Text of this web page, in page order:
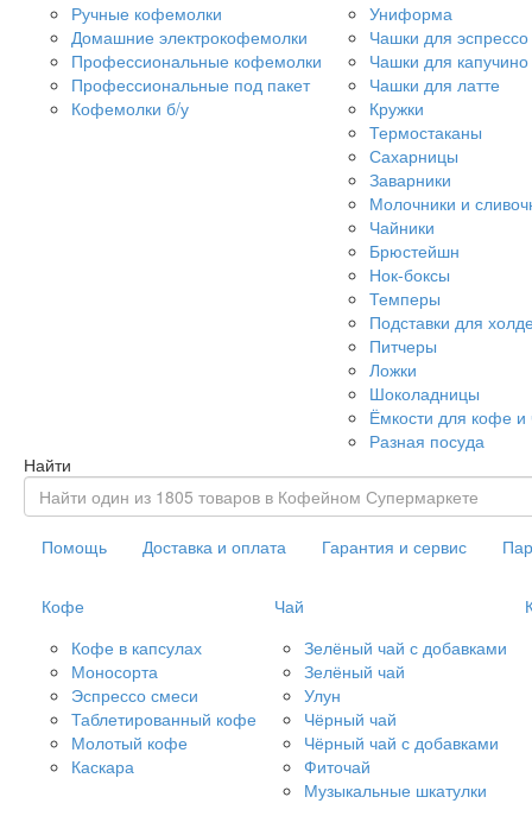
Ручные кофемолки
Домашние электрокофемолки
Профессиональные кофемолки
Профессиональные под пакет
Кофемолки б/у
Униформа
Чашки для эспрессо
Чашки для капучино
Чашки для латте
Кружки
Термостаканы
Сахарницы
Заварники
Молочники и
Чайники
Брюстейшн
Нок-боксы
Темперы
Подставки для
Питчеры
Ложки
Шоколадницы
Ёмкости для кофе и
Разная посуда
Найти
Помощь Доставка и оплата Гарантия и сервис
Кофе
Кофе в капсулах
Моносорта
Эспрессо смеси
Таблетированный кофе
Молотый кофе
Каскара
Чай
Зелёный чай с добавками
Зелёный чай
Улун
Чёрный чай
Чёрный чай с добавками
Фиточай
Музыкальные шкатулки